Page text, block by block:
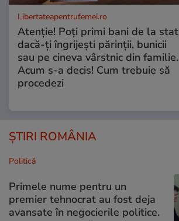
Libertateapentrufemei.ro
Atenție! Poți primi bani de la stat
dacă-ți îngrijești părinții, bunicii
sau pe cineva vârstnic din familie.
Acum s-a decis! Cum trebuie să
procedezi
ȘTIRI ROMÂNIA
Politică
Primele nume pentru un
premier tehnocrat au fost deja
avansate în negocierile politice.